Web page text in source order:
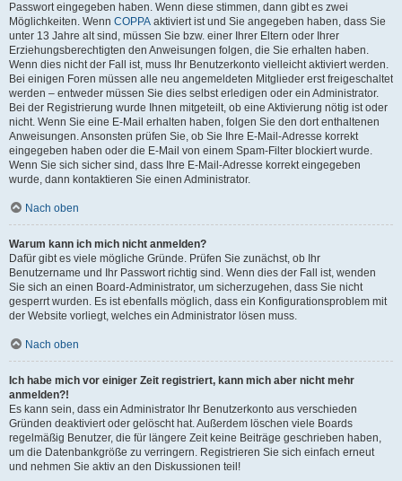
Passwort eingegeben haben. Wenn diese stimmen, dann gibt es zwei
Möglichkeiten. Wenn COPPA aktiviert ist und Sie angegeben haben, dass Sie
unter 13 Jahre alt sind, müssen Sie bzw. einer Ihrer Eltern oder Ihrer
Erziehungsberechtigten den Anweisungen folgen, die Sie erhalten haben.
Wenn dies nicht der Fall ist, muss Ihr Benutzerkonto vielleicht aktiviert werden.
Bei einigen Foren müssen alle neu angemeldeten Mitglieder erst freigeschaltet
werden – entweder müssen Sie dies selbst erledigen oder ein Administrator.
Bei der Registrierung wurde Ihnen mitgeteilt, ob eine Aktivierung nötig ist oder
nicht. Wenn Sie eine E-Mail erhalten haben, folgen Sie den dort enthaltenen
Anweisungen. Ansonsten prüfen Sie, ob Sie Ihre E-Mail-Adresse korrekt
eingegeben haben oder die E-Mail von einem Spam-Filter blockiert wurde.
Wenn Sie sich sicher sind, dass Ihre E-Mail-Adresse korrekt eingegeben
wurde, dann kontaktieren Sie einen Administrator.
Nach oben
Warum kann ich mich nicht anmelden?
Dafür gibt es viele mögliche Gründe. Prüfen Sie zunächst, ob Ihr
Benutzername und Ihr Passwort richtig sind. Wenn dies der Fall ist, wenden
Sie sich an einen Board-Administrator, um sicherzugehen, dass Sie nicht
gesperrt wurden. Es ist ebenfalls möglich, dass ein Konfigurationsproblem mit
der Website vorliegt, welches ein Administrator lösen muss.
Nach oben
Ich habe mich vor einiger Zeit registriert, kann mich aber nicht mehr
anmelden?!
Es kann sein, dass ein Administrator Ihr Benutzerkonto aus verschieden
Gründen deaktiviert oder gelöscht hat. Außerdem löschen viele Boards
regelmäßig Benutzer, die für längere Zeit keine Beiträge geschrieben haben,
um die Datenbankgröße zu verringern. Registrieren Sie sich einfach erneut
und nehmen Sie aktiv an den Diskussionen teil!